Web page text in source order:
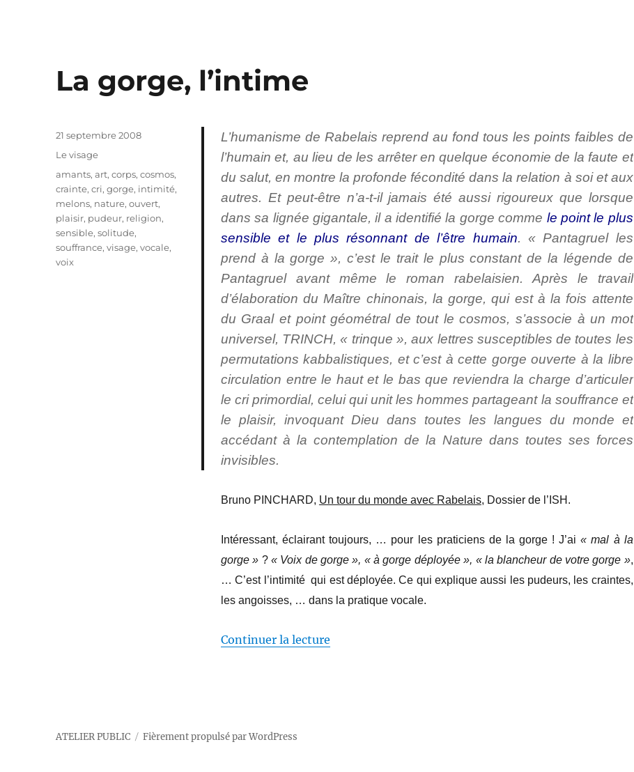
La gorge, l’intime
L’humanisme de Rabelais reprend au fond tous les points faibles de
l’humain et, au lieu de les arrêter en quelque économie de la faute et
du salut, en montre la profonde fécondité dans la relation à soi et aux
autres. Et peut-être n’a-t-il jamais été aussi rigoureux que lorsque
dans sa lignée gigantale, il a identifié la gorge comme le point le plus
sensible et le plus résonnant de l’être humain. « Pantagruel les
prend à la gorge », c’est le trait le plus constant de la légende de
Pantagruel avant même le roman rabelaisien. Après le travail
d’élaboration du Maître chinonais, la gorge, qui est à la fois attente
du Graal et point géométral de tout le cosmos, s’associe à un mot
universel, TRINCH, « trinque », aux lettres susceptibles de toutes les
permutations kabbalistiques, et c’est à cette gorge ouverte à la libre
circulation entre le haut et le bas que reviendra la charge d’articuler
le cri primordial, celui qui unit les hommes partageant la souffrance et
le plaisir, invoquant Dieu dans toutes les langues du monde et
accédant à la contemplation de la Nature dans toutes ses forces
invisibles.
Bruno PINCHARD, Un tour du monde avec Rabelais, Dossier de l’ISH.
Intéressant, éclairant toujours, … pour les praticiens de la gorge ! J’ai« mal à la
gorge » ? « Voix de gorge », « à gorge déployée », « la blancheur de votre gorge »,
… C’est l’intimité qui est déployée. Ce qui explique aussi les pudeurs, les craintes,
les angoisses, … dans la pratique vocale.
Continuer la lecturede « La gorge, l’intime »
Publié
21 septembre 2008
Catégories
Le visage
Étiquettes
amants,art,corps,cosmos,
crainte,cri,gorge, intimité,
melons, nature,ouvert,
plaisir, pudeur, religion,
sensible,solitude,
souffrance,visage,vocale,
voix
ATELIER PUBLIC Fièrement propulsé par WordPress